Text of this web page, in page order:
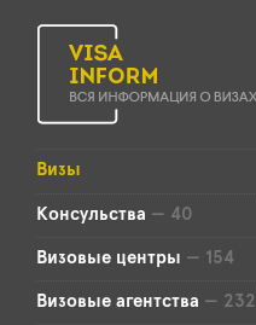
Визы
Консульства — 40
Визовые центры — 154
Визовые агентства — 232